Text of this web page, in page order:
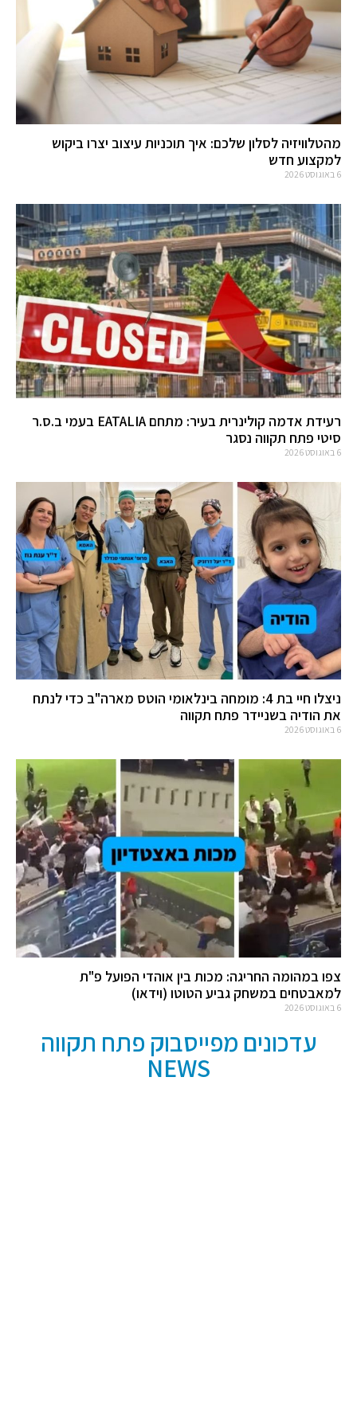
מהטלוויזיה לסלון שלכם: איך תוכניות עיצוב יצרו ביקוש
למקצוע חדש
6 באוגוסט 2026
רעידת אדמה קולינרית בעיר: מתחם EATALIA בעמי ב.ס.ר
סיטי פתח תקווה נסגר
6 באוגוסט 2026
ניצלו חיי בת 4: מומחה בינלאומי הוטס מארה"ב כדי לנתח
את הודיה בשניידר פתח תקווה
6 באוגוסט 2026
צפו במהומה החריגה: מכות בין אוהדי הפועל פ"ת
למאבטחים במשחק גביע הטוטו (וידאו)
6 באוגוסט 2026
עדכונים מפייסבוק פתח תקווה
NEWS